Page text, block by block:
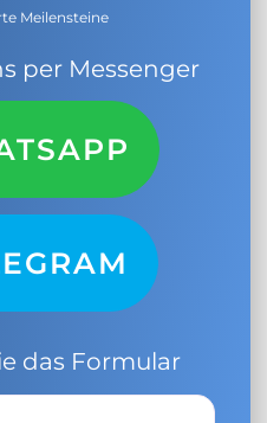
Meilensteine
per Messenger
das Formular